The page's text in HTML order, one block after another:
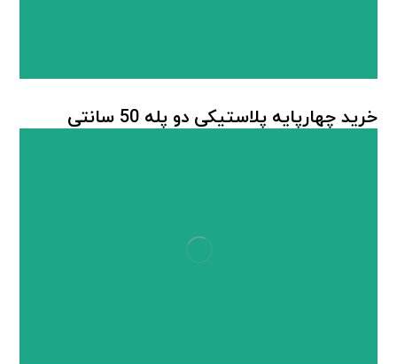
خرید چهارپایه پلاستیکی دو پله 50 سانتی